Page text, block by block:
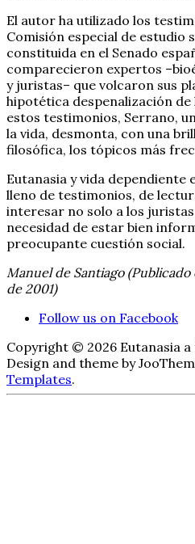
El autor ha utilizado los
Comisión especial de estudio
constituida en el Senado
comparecieron expertos
y juristas– que volcaron sus
hipotética despenalización
estos testimonios, Serrano,
la vida, desmonta, con una
filosófica, los tópicos más
Eutanasia y vida
lleno de testimonios, de
interesar no solo a los
necesidad de estar bien
preocupante cuestión social.
Manuel de Santiago
de 2001)
Follow us on Facebook
Copyright © 2026 Eutanasia a
Design and theme by
Templates.